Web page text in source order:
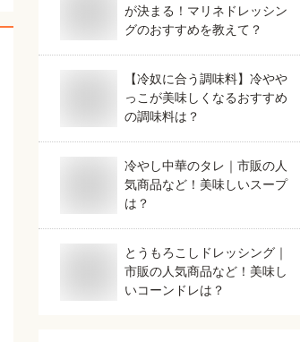
が決まる！マリネドレッシン
グのおすすめを教えて？
【冷奴に合う調味料】冷やや
っこが美味しくなるおすすめ
の調味料は？
冷やし中華のタレ｜市販の人
気商品など！美味しいスープ
は？
とうもろこしドレッシング｜
市販の人気商品など！美味し
いコーンドレは？